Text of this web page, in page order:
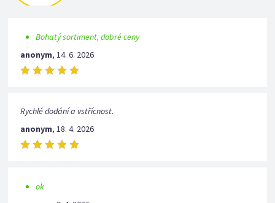
Bohatý sortiment, dobré ceny
anonym,14. 6. 2026
Rychlé dodání a vstřícnost.
anonym,18. 4. 2026
ok